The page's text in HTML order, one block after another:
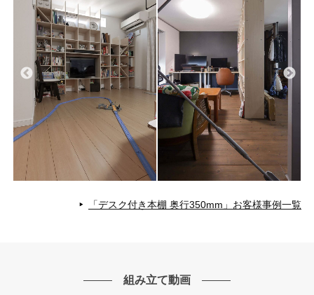
「デスク付き本棚 奥行350mm」お客様事例一覧
組み立て動画